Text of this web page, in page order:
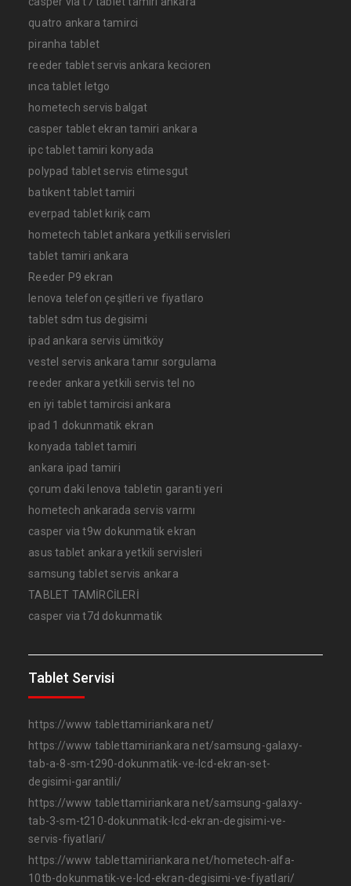
quatro ankara tamirci
piranha tablet
reeder tablet servis ankara kecioren
ınca tablet letgo
hometech servis balgat
casper tablet ekran tamiri ankara
ipc tablet tamiri konyada
polypad tablet servis etimesgut
batıkent tablet tamiri
everpad tablet kıriķ cam
hometech tablet ankara yetkili servisleri
tablet tamiri ankara
Reeder P9 ekran
lenova telefon çeşitleri ve fiyatlaro
tablet sdm tus degisimi
ipad ankara servis ümitköy
vestel servis ankara tamır sorgulama
reeder ankara yetkili servis tel no
en iyi tablet tamircisi ankara
ipad 1 dokunmatik ekran
konyada tablet tamiri
ankara ipad tamiri
çorum daki lenova tabletin garanti yeri
hometech ankarada servis varmı
casper via t9w dokunmatik ekran
asus tablet ankara yetkili servisleri
samsung tablet servis ankara
TABLET TAMİRCİLERİ
casper via t7d dokunmatik
Tablet Servisi
https://www tablettamiriankara net/
https://www tablettamiriankara net/samsung-galaxy-
tab-a-8-sm-t290-dokunmatik-ve-lcd-ekran-set-
degisimi-garantili/
https://www tablettamiriankara net/samsung-galaxy-
tab-3-sm-t210-dokunmatik-lcd-ekran-degisimi-ve-
servis-fiyatlari/
https://www tablettamiriankara net/hometech-alfa-
10tb-dokunmatik-ve-lcd-ekran-degisimi-ve-fiyatlari/